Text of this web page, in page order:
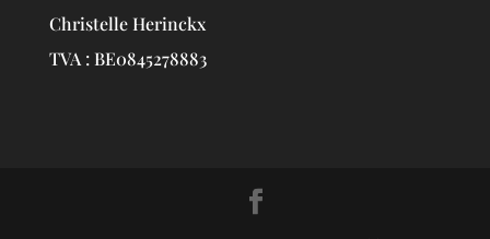
Christelle Herinckx
TVA : BE0845278883